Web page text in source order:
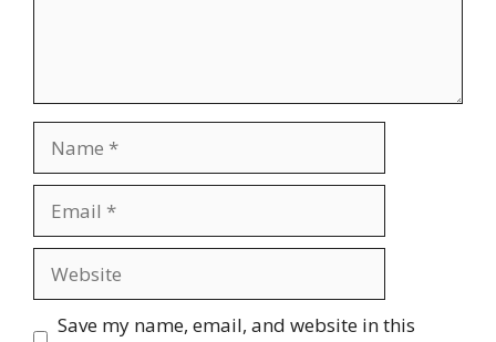
Save my name, email, and website in this